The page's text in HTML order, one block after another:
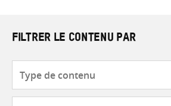
FILTRER LE CONTENU PAR
contenu